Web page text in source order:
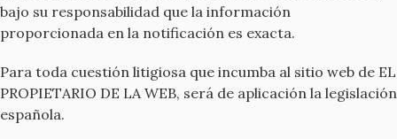
bajo su responsabilidad que la información
proporcionada en la notificación es exacta.
Para toda cuestión litigiosa que incumba al sitio web de EL
PROPIETARIO DE LA WEB, será de aplicación la legislación
española.